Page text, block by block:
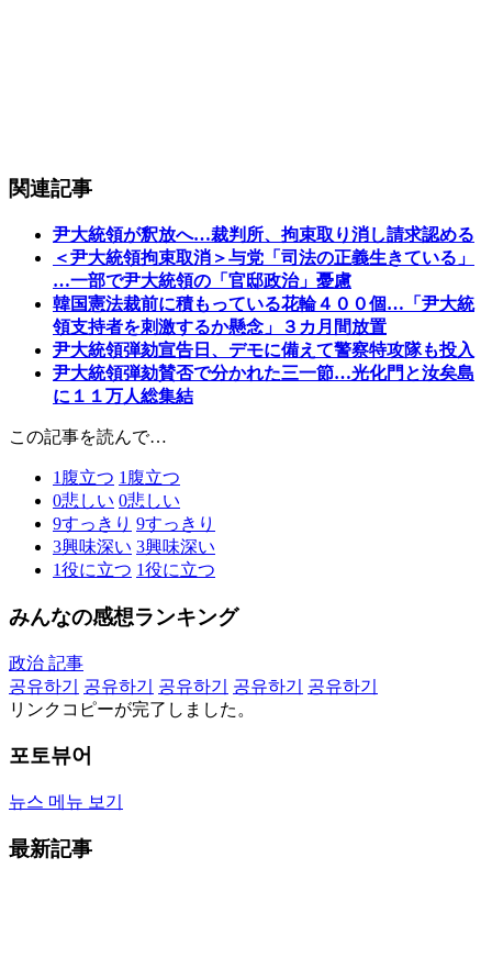
関連記事
尹大統領が釈放へ…裁判所、拘束取り消し請求認める
＜尹大統領拘束取消＞与党「司法の正義生きている」
…一部で尹大統領の「官邸政治」憂慮
韓国憲法裁前に積もっている花輪４００個…「尹大統
領支持者を刺激するか懸念」３カ月間放置
尹大統領弾劾宣告日、デモに備えて警察特攻隊も投入
尹大統領弾劾賛否で分かれた三一節…光化門と汝矣島
に１１万人総集結
この記事を読んで…
1 腹立つ 1 腹立つ
0悲しい 0悲しい
9すっきり 9すっきり
3興味深い 3興味深い
1役に立つ 1役に立つ
みんなの感想ランキング
政治 記事
공유하기
공유하기 공유하기 공유하기
공유하기
リンクコピーが完了しました。
포토뷰어
뉴스 메뉴 보기
最新記事